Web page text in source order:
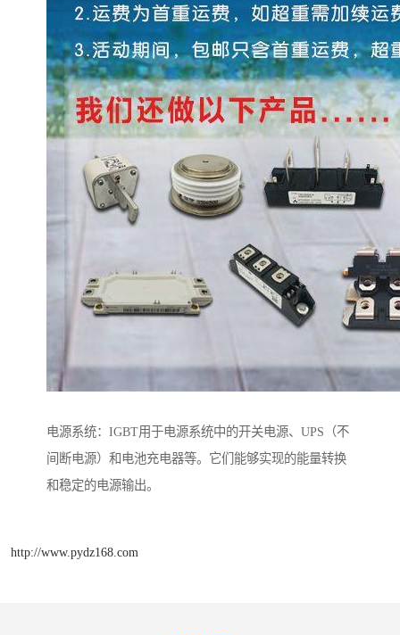
电源系统：IGBT用于电源系统中的开关电源、UPS（不
间断电源）和电池充电器等。它们能够实现的能量转换
和稳定的电源输出。
http://www.pydz168.com